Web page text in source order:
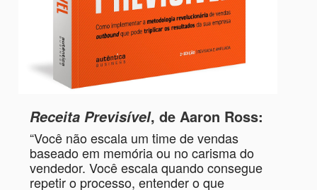
Receita Previsível, de Aaron Ross:
“Você não escala um time de vendas
baseado em memória ou no carisma do
vendedor. Você escala quando consegue
repetir o processo, entender o que